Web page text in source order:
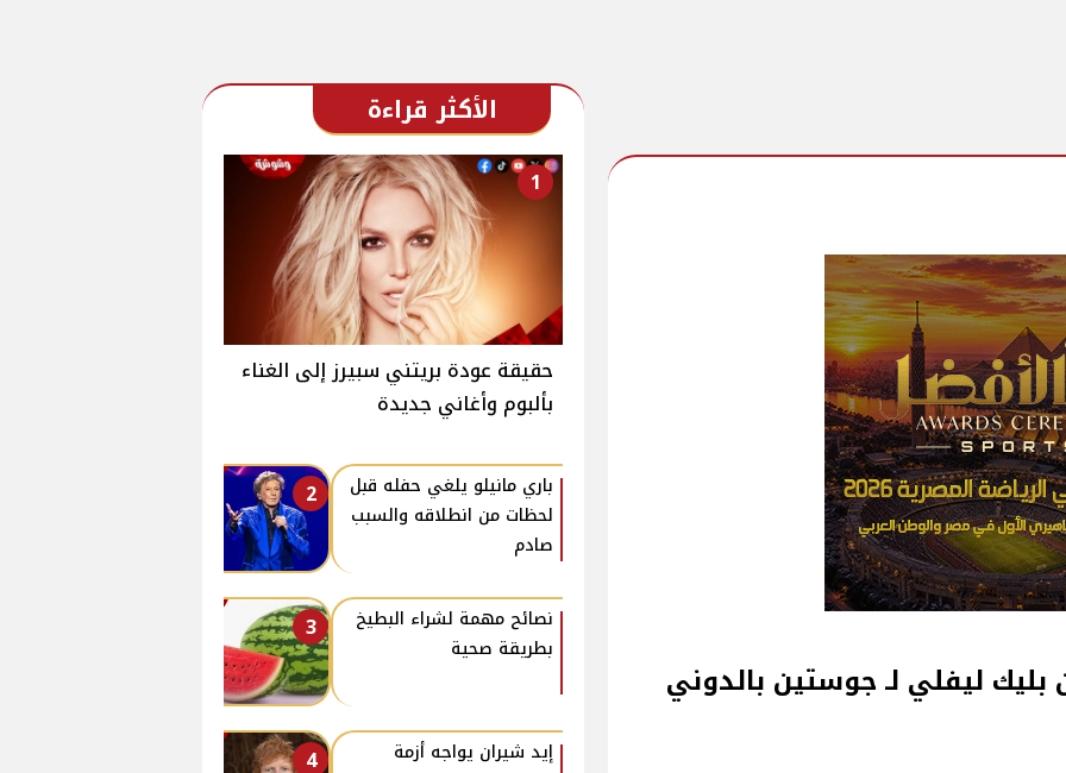
ليفلي لـ جوستين بالدوني
الأكثر قراءة
1
حقيقة عودة بريتني سبيرز إلى الغناء
بألبوم وأغاني جديدة
2
باري مانيلو يلغي حفله قبل
لحظات من انطلاقه والسبب
صادم
3
نصائح مهمة لشراء البطيخ
بطريقة صحية
4
إيد شيران يواجه أزمة